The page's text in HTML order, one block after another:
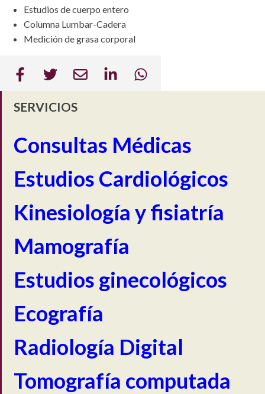
Estudios de cuerpo entero
Columna Lumbar-Cadera
Medición de grasa corporal
SERVICIOS
Consultas Médicas
Estudios Cardiológicos
Kinesiología y fisiatría
Mamografía
Estudios ginecológicos
Ecografía
Radiología Digital
Tomografía computada